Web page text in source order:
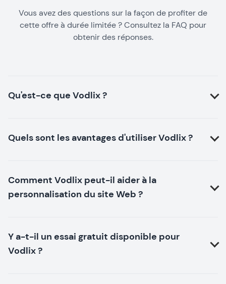
Vous avez des questions sur la façon de profiter de
cette offre à durée limitée ? Consultez la FAQ pour
obtenir des réponses.
Qu'est-ce que Vodlix ?
Quels sont les avantages d'utiliser Vodlix ?
Comment Vodlix peut-il aider à la
personnalisation du site Web ?
Y a-t-il un essai gratuit disponible pour
Vodlix ?